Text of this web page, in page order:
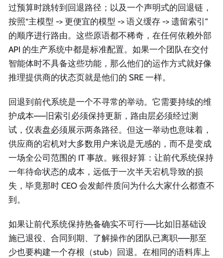
过预算时跳转到回退路径；以及一个声明式的回退链，
按照“主模型 -> 更便宜的模型 -> 语义缓存 -> 遗留索引”
的顺序进行路由。这些原语都不稀奇，在任何依赖外部
API 的生产系统中都是标准配置。如果一个团队在交付
智能体时不具备这些功能，那么他们的运作方式就好像
推理提供商的状态页就是他们的 SRE 一样。
回退到前代系统是一个不寻常的举动。它需要持续的维
护成本——旧索引必须保持更新，路由层必须经过测
试，仪表盘必须展示两条路径。但这一举动也意味着，
供应商的宕机对大多数用户来说是无感的，而不是变成
一场全公司范围的 IT 事故。账很好算：让前代系统保持
一年待命状态的成本，远低于一次半天宕机导致的损
失，毕竟那时 CEO 会发邮件质问为什么大家什么都查不
到。
如果让前代系统保持热备确实不可行——比如旧基础设
施已退役、合同到期、了解操作的团队已离职——那至
少也要构建一个存根（stub）回退。在相同的语料库上